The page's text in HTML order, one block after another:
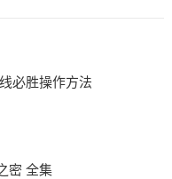
必胜操作方法
密 全集